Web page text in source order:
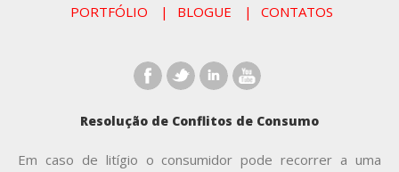
PORTFÓLIO
BLOGUE CONTATOS
Resolução de Conflitos de Consumo
Em caso de litígio o consumidor pode recorrer a uma